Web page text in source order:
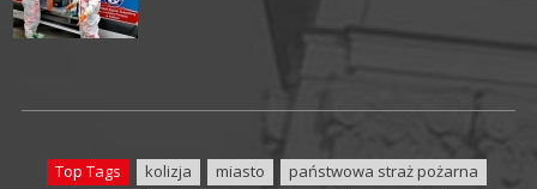
Top Tags kolizja miasto
państwowa straż pożarna